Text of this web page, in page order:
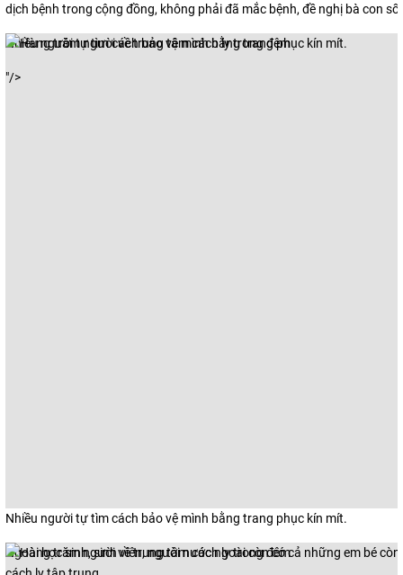
dịch bệnh trong cộng đồng, không phải đã mắc bệnh, đề nghị bà con
Nhiều người tự tìm cách bảo vệ mình bằng trang phục kín mít.
"/>
Nhiều người tự tìm cách bảo vệ mình bằng trang phục kín mít.
Ngoài học sinh, sinh viên, người nước ngoài còn có cả những em bé